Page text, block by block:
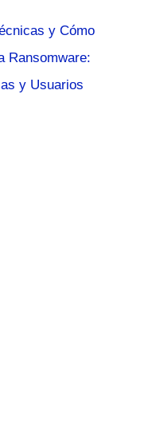
y Cómo
Ransomware:
y Usuarios